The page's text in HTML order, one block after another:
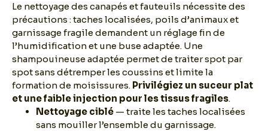
Le nettoyage des canapés et fauteuils nécessite des
précautions : taches localisées, poils d’animaux et
garnissage fragile demandent un réglage fin de
l’humidification et une buse adaptée. Une
shampouineuse adaptée permet de traiter spot par
spot sans détremper les coussins et limite la
formation de moisissures. Privilégiez un suceur plat
et une faible injection pour les tissus fragiles.
Nettoyage ciblé — traite les taches localisées
sans mouiller l’ensemble du garnissage.